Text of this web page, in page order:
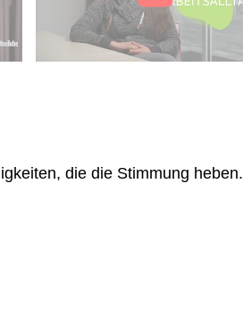
die die Stimmung heben.